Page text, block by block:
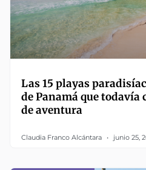
Las 15 playas
de Panamá que
de aventura
Claudia Franco Alcántara junio 25,